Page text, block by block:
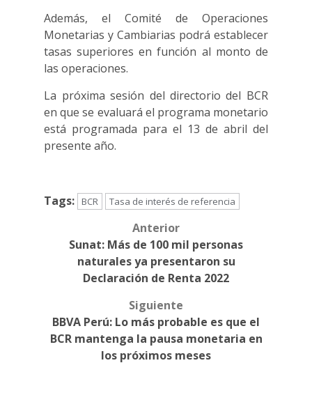
Además, el Comité de Operaciones
Monetarias y Cambiarias podrá establecer
tasas superiores en función al monto de
las operaciones.
La próxima sesión del directorio del BCR
en que se evaluará el programa monetario
está programada para el 13 de abril del
presente año.
Tags: BCR Tasa de interés de referencia
navigation
Anterior
Sunat: Más de 100 mil personas
naturales ya presentaron su
Declaración de Renta 2022
Siguiente
BBVA Perú: Lo más probable es que el
BCR mantenga la pausa monetaria en
los próximos meses